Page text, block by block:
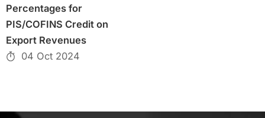
Percentages for
PIS/COFINS Credit on
Export Revenues
04 Oct 2024